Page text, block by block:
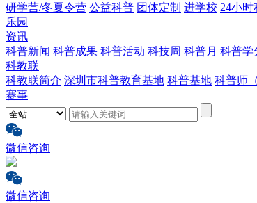
研学营/冬夏令营 公益科普 团体定制 进学校 24小时
乐园
资讯
科普新闻 科普成果 科普活动 科技周 科普月 科普学
科教联
科教联简介 深圳市科普教育基地 科普基地 科普师
赛事
微信咨询
微信咨询